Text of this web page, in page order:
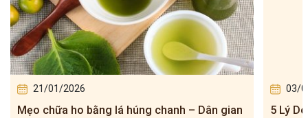
21/01/2026
Mẹo chữa ho bằng lá húng chanh – Dân gian
03/
5 Lý